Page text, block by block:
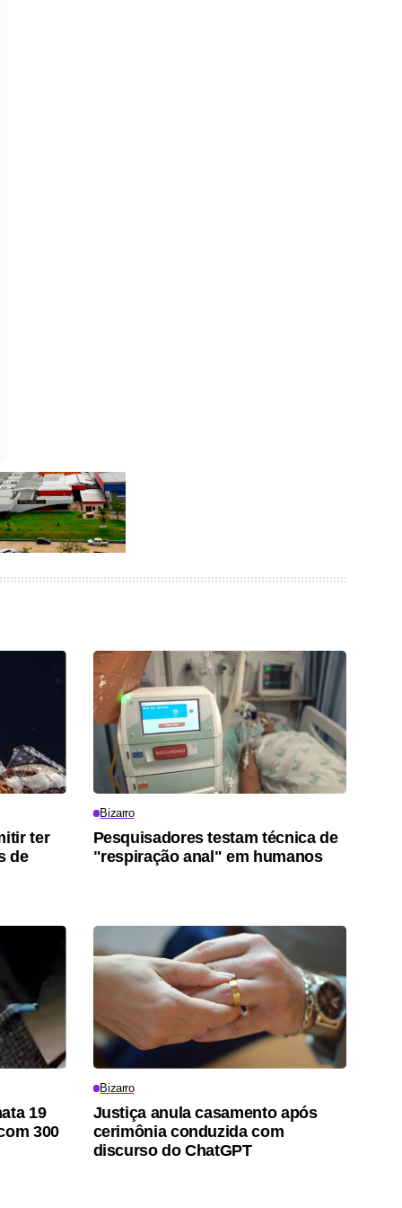
ter
de
Bizarro
Pesquisadores testam técnica de
"respiração anal" em humanos
19
300
Bizarro
Justiça anula casamento após
cerimônia conduzida com
discurso do ChatGPT